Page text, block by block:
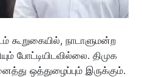
கூறுகையில், நாடாளுமன்ற
போட்டியிடவில்லை. திமுக
ஒத்துழைப்பும் இருக்கும்.